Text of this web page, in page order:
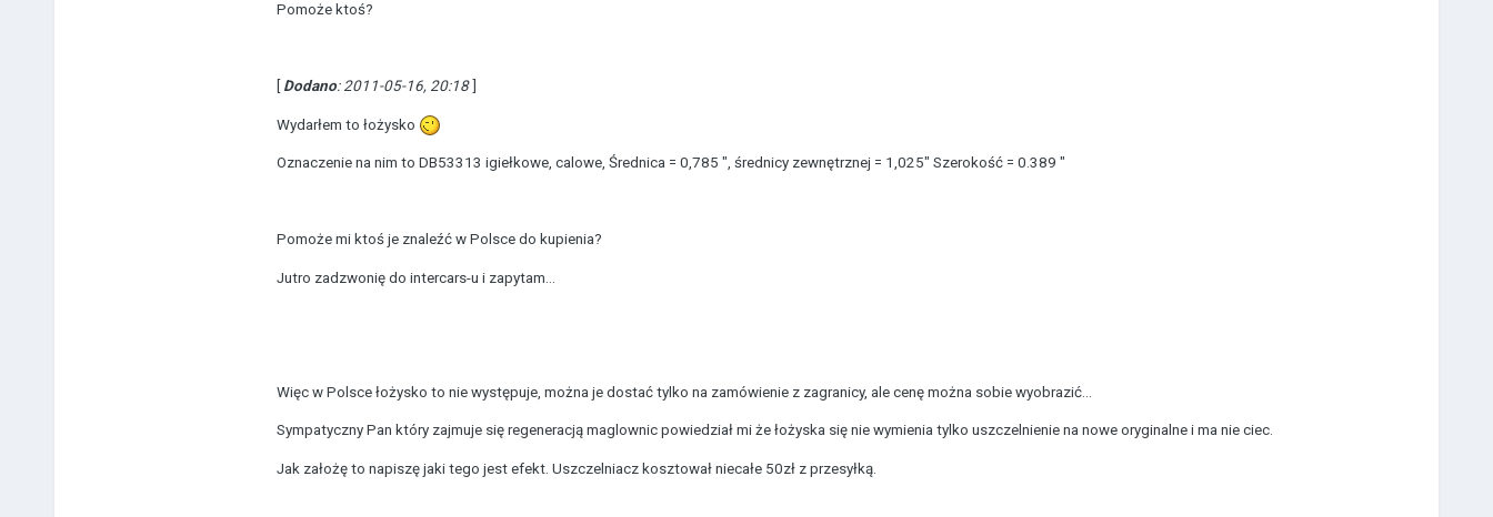
Pomoże ktoś?
Dodano: 2011-05-16, 20:18]
Wydarłem to łożysko
Oznaczenie na nim to DB53313 igiełkowe, calowe, Średnica = 0,785 ", średnicy zewnętrznej = 1,025" Szerokość = 0.389 "
Pomoże mi ktoś je znaleźć w Polsce do kupienia?
Jutro zadzwonię do intercars-u i zapytam...
Więc w Polsce łożysko to nie występuje, można je dostać tylko na zamówienie z zagranicy, ale cenę można sobie wyobrazić...
Sympatyczny Pan który zajmuje się regeneracją maglownic powiedział mi że łożyska się nie wymienia tylko uszczelnienie na nowe oryginalne i ma nie ciec.
Jak założę to napiszę jaki tego jest efekt. Uszczelniacz kosztował niecałe 50zł z przesyłką.